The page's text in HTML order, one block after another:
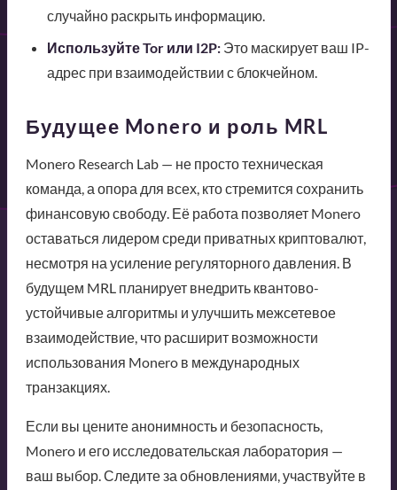
случайно раскрыть информацию.
Используйте Tor или I2P:Это маскирует ваш IP-
адрес при взаимодействии с блокчейном.
Будущее Monero и роль MRL
Monero Research Lab — не просто техническая
команда, а опора для всех, кто стремится сохранить
финансовую свободу. Её работа позволяет Monero
оставаться лидером среди приватных криптовалют,
несмотря на усиление регуляторного давления. В
будущем MRL планирует внедрить квантово-
устойчивые алгоритмы и улучшить межсетевое
взаимодействие, что расширит возможности
использования Monero в международных
транзакциях.
Если вы цените анонимность и безопасность,
Monero и его исследовательская лаборатория —
ваш выбор. Следите за обновлениями, участвуйте в